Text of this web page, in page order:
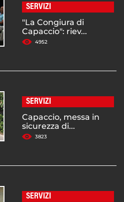
SERVIZI
"La Congiura di
Capaccio": riev...
4952
SERVIZI
Capaccio, messa in
sicurezza di...
3823
SERVIZI